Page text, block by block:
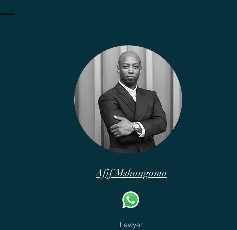
Afif Mshangama
Lawyer